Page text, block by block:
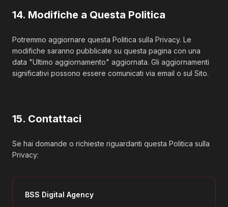
14. Modifiche a Questa Politica
Potremmo aggiornare questa Politica sulla Privacy. Le
modifiche saranno pubblicate su questa pagina con una
data "Ultimo aggiornamento" aggiornata. Gli aggiornamenti
significativi possono essere comunicati via email o sul Sito.
15. Contattaci
Se hai domande o richieste riguardanti questa Politica sulla
Privacy:
BSS Digital Agency